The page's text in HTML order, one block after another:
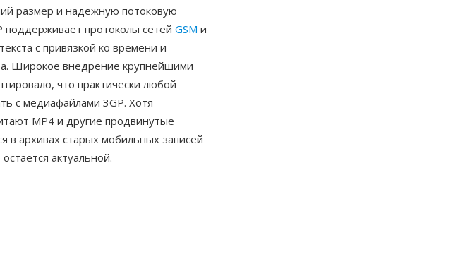
размер и надёжную потоковую
протоколы сетей GSM и
с привязкой ко времени и
Широкое внедрение крупнейшими
что практически любой
с медиафайлами 3GP. Хотя
MP4 и другие продвинутые
архивах старых мобильных записей
актуальной.